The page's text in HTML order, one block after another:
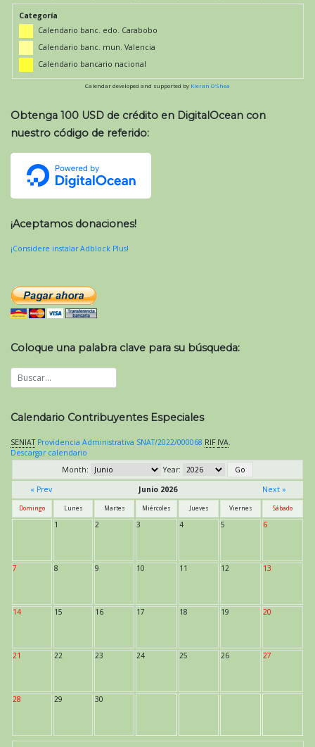
Categoría
Calendario banc. edo. Carabobo
Calendario banc. mun. Valencia
Calendario bancario nacional
Calendar developed and supported by Kieran O'Shea
Obtenga 100 USD de crédito en DigitalOcean con
nuestro código de referido:
¡Aceptamos donaciones!
¡Considere instalar Adblock Plus!
Coloque una palabra clave para su búsqueda:
Calendario Contribuyentes Especiales
SENIAT Providencia Administrativa SNAT/2022/000068 RIF IVA
Descargar calendario
Month:
Year:
« Prev
Junio 2026 Next »
Domingo Lunes Martes Miércoles Jueves Viernes Sábado
1 2 3 4 5 6
7 8 9 10 11 12 13
14 15 16 17 18 19 20
21 22 23 24 25 26 27
28 29 30